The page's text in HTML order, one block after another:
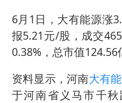
中国
6月1日，大有能源涨
报5.21元/股，成交
0.38%，总市值124.56
资料显示，河南大有
于河南省义马市千